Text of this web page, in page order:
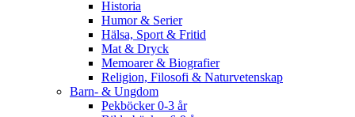
Historia
Humor & Serier
Hälsa, Sport & Fritid
Mat & Dryck
Memoarer & Biografier
Religion, Filosofi & Naturvetenskap
Barn- & Ungdom
Pekböcker 0-3 år